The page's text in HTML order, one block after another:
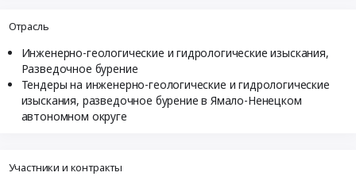
Отрасль
Инженерно-геологические и гидрологические изыскания,
Разведочное бурение
Тендеры на инженерно-геологические и гидрологические
изыскания, разведочное бурение в Ямало-Ненецком
автономном округе
Участники и контракты